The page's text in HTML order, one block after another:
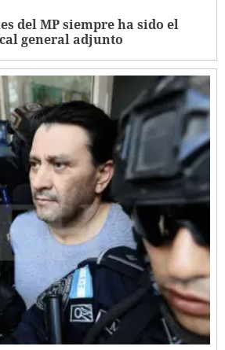
del MP siempre ha sido el
general adjunto